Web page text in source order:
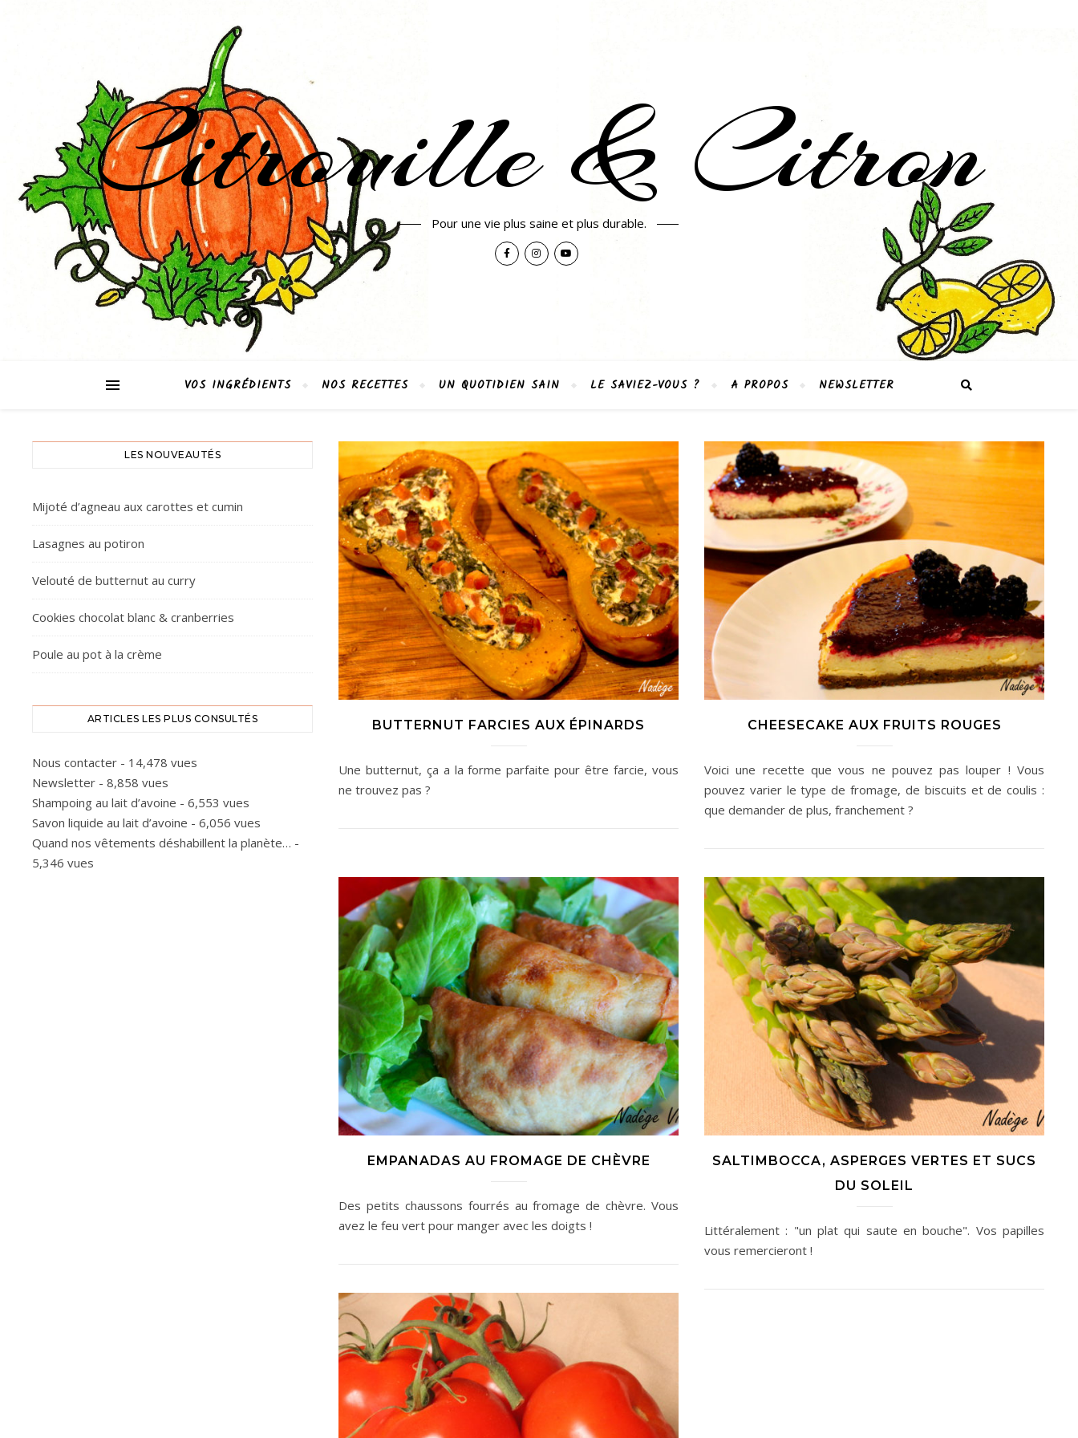
Citrouille & Citron
Pour une vie plus saine et plus durable.
VOS INGRÉDIENTS NOS RECETTES UN QUOTIDIEN SAIN LE SAVIEZ-VOUS ? A PROPOS NEWSLETTER
LES NOUVEAUTÉS
Mijoté d’agneau aux carottes et cumin
Lasagnes au potiron
Velouté de butternut au curry
Cookies chocolat blanc & cranberries
Poule au pot à la crème
ARTICLES LES PLUS CONSULTÉS
Nous contacter - 14,478 vues
Newsletter - 8,858 vues
Shampoing au lait d’avoine - 6,553 vues
Savon liquide au lait d’avoine - 6,056 vues
Quand nos vêtements déshabillent la planète… -
5,346 vues
BUTTERNUT FARCIES AUX ÉPINARDS
Une butternut, ça a la forme parfaite pour être farcie, vous
ne trouvez pas ?
CHEESECAKE AUX FRUITS ROUGES
Voici une recette que vous ne pouvez pas louper ! Vous
pouvez varier le type de fromage, de biscuits et de coulis :
que demander de plus, franchement ?
EMPANADAS AU FROMAGE DE CHÈVRE
Des petits chaussons fourrés au fromage de chèvre. Vous
avez le feu vert pour manger avec les doigts !
SALTIMBOCCA, ASPERGES VERTES ET SUCS
DU SOLEIL
Littéralement : "un plat qui saute en bouche". Vos papilles
vous remercieront !